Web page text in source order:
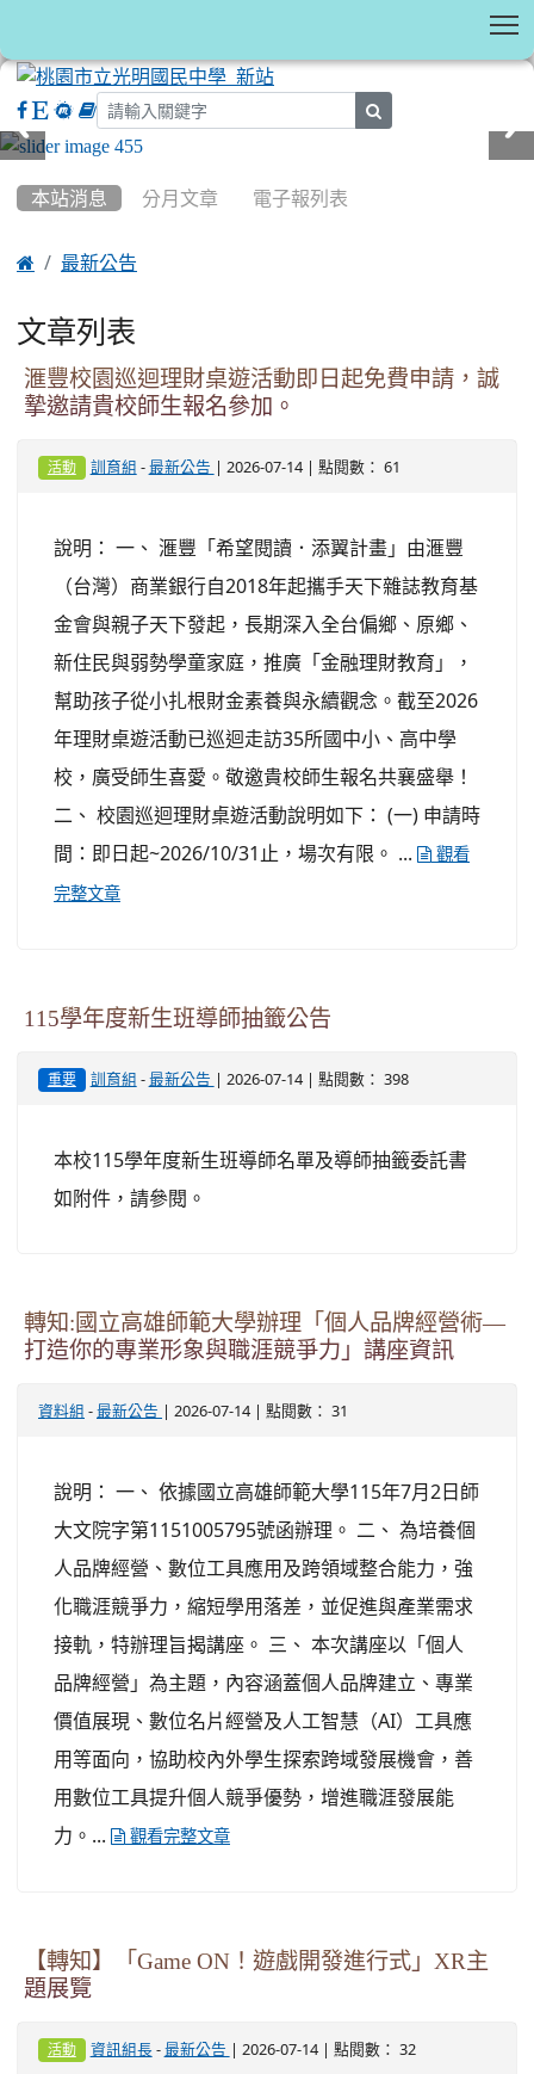
本站消息 分月文章 電子報列表
 最新公告
文章列表
滙豐校園巡迴理財桌遊活動即日起免費申請，誠
摯邀請貴校師生報名參加。
活動 訓育組 - 最新公告 | 2026-07-14 | 點閱數： 61
說明： 一、 滙豐「希望閱讀．添翼計畫」由滙豐
（台灣）商業銀行自2018年起攜手天下雜誌教育基
金會與親子天下發起，長期深入全台偏鄉、原鄉、
新住民與弱勢學童家庭，推廣「金融理財教育」，
幫助孩子從小扎根財金素養與永續觀念。截至2026
年理財桌遊活動已巡迴走訪35所國中小、高中學
校，廣受師生喜愛。敬邀貴校師生報名共襄盛舉！
二、 校園巡迴理財桌遊活動說明如下： (一) 申請時
間：即日起~2026/10/31止，場次有限。 ...
觀看
完整文章
115學年度新生班導師抽籤公告
重要 訓育組 - 最新公告 | 2026-07-14 | 點閱數： 398
本校115學年度新生班導師名單及導師抽籤委託書
如附件，請參閱。
轉知:國立高雄師範大學辦理「個人品牌經營術—
打造你的專業形象與職涯競爭力」講座資訊
資料組 - 最新公告 | 2026-07-14 | 點閱數： 31
說明： 一、 依據國立高雄師範大學115年7月2日師
大文院字第1151005795號函辦理。 二、 為培養個
人品牌經營、數位工具應用及跨領域整合能力，強
化職涯競爭力，縮短學用落差，並促進與產業需求
接軌，特辦理旨揭講座。 三、 本次講座以「個人
品牌經營」為主題，內容涵蓋個人品牌建立、專業
價值展現、數位名片經營及人工智慧（AI）工具應
用等面向，協助校內外學生探索跨域發展機會，善
用數位工具提升個人競爭優勢，增進職涯發展能
力。...
觀看完整文章
【轉知】「Game ON！遊戲開發進行式」XR主
題展覽
活動 資訊組長- 最新公告 | 2026-07-14 | 點閱數： 32